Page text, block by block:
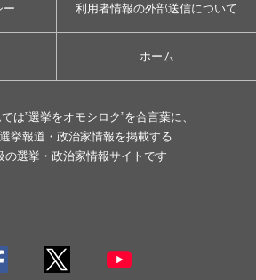
ー 利用者情報の外部送信について
ホーム
は”選挙をオモシロク”を合言葉に、
挙報道・政治家情報を掲載する
の選挙・政治家情報サイトです